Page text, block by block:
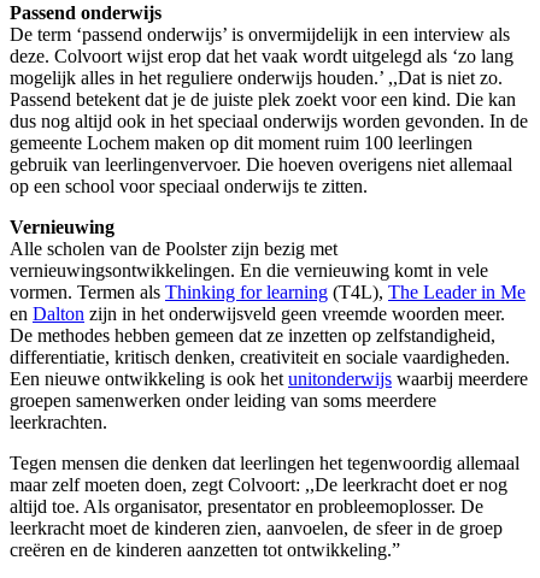
Passend onderwijs
De term ‘passend onderwijs’ is onvermijdelijk in een interview als
deze. Colvoort wijst erop dat het vaak wordt uitgelegd als ‘zo lang
mogelijk alles in het reguliere onderwijs houden.’ ,,Dat is niet zo.
Passend betekent dat je de juiste plek zoekt voor een kind. Die kan
dus nog altijd ook in het speciaal onderwijs worden gevonden. In de
gemeente Lochem maken op dit moment ruim 100 leerlingen
gebruik van leerlingenvervoer. Die hoeven overigens niet allemaal
op een school voor speciaal onderwijs te zitten.
Vernieuwing
Alle scholen van de Poolster zijn bezig met
vernieuwingsontwikkelingen. En die vernieuwing komt in vele
vormen. Termen als Thinking for learning (T4L), The Leader in Me
en Dalton zijn in het onderwijsveld geen vreemde woorden meer.
De methodes hebben gemeen dat ze inzetten op zelfstandigheid,
differentiatie, kritisch denken, creativiteit en sociale vaardigheden.
Een nieuwe ontwikkeling is ook het unitonderwijs waarbij meerdere
groepen samenwerken onder leiding van soms meerdere
leerkrachten.
Tegen mensen die denken dat leerlingen het tegenwoordig allemaal
maar zelf moeten doen, zegt Colvoort: ,,De leerkracht doet er nog
altijd toe. Als organisator, presentator en probleemoplosser. De
leerkracht moet de kinderen zien, aanvoelen, de sfeer in de groep
creëren en de kinderen aanzetten tot ontwikkeling.”